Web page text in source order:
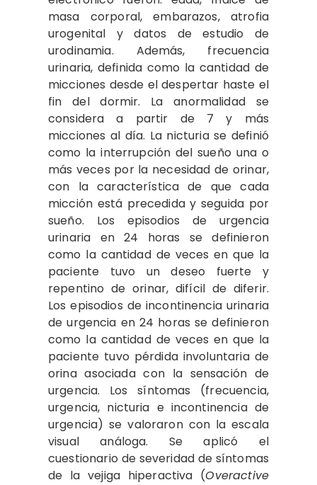
masa corporal, embarazos, atrofia
urogenital y datos de estudio de
urodinamia. Además, frecuencia
urinaria, definida como la cantidad de
micciones desde el despertar haste el
fin del dormir. La anormalidad se
considera a partir de 7 y más
micciones al día. La nicturia se definió
como la interrupción del sueño una o
más veces por la necesidad de orinar,
con la característica de que cada
micción está precedida y seguida por
sueño. Los episodios de urgencia
urinaria en 24 horas se definieron
como la cantidad de veces en que la
paciente tuvo un deseo fuerte y
repentino de orinar, difícil de diferir.
Los episodios de incontinencia urinaria
de urgencia en 24 horas se definieron
como la cantidad de veces en que la
paciente tuvo pérdida involuntaria de
orina asociada con la sensación de
urgencia. Los síntomas (frecuencia,
urgencia, nicturia e incontinencia de
urgencia) se valoraron con la escala
visual análoga. Se aplicó el
cuestionario de severidad de síntomas
de la vejiga hiperactiva (Overactive